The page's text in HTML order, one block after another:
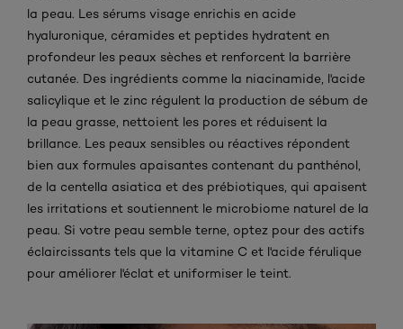
la peau. Les sérums visage enrichis en acide
hyaluronique, céramides et peptides hydratent en
profondeur les peaux sèches et renforcent la barrière
cutanée. Des ingrédients comme la niacinamide, l'acide
salicylique et le zinc régulent la production de sébum de
la peau grasse, nettoient les pores et réduisent la
brillance. Les peaux sensibles ou réactives répondent
bien aux formules apaisantes contenant du panthénol,
de la centella asiatica et des prébiotiques, qui apaisent
les irritations et soutiennent le microbiome naturel de la
peau. Si votre peau semble terne, optez pour des actifs
éclaircissants tels que la vitamine C et l'acide férulique
pour améliorer l'éclat et uniformiser le teint.